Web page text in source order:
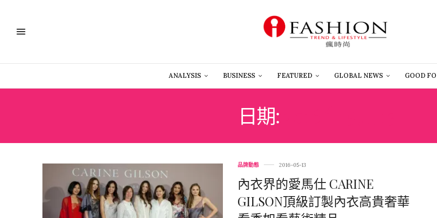
ANALYSIS BUSINESS FEATURED GLOBAL NEWS GOOD
日期:
品牌動態 2016-05-13
內衣界的愛馬仕 CARINE
GILSON頂級訂製內衣高貴奢華